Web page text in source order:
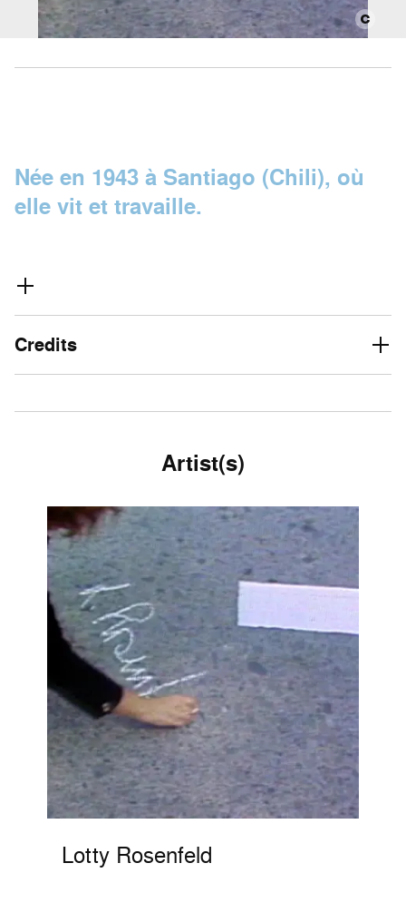
Née en 1943 à Santiago (Chili), où
elle vit et travaille.
Credits
Artist(s)
Lotty Rosenfeld